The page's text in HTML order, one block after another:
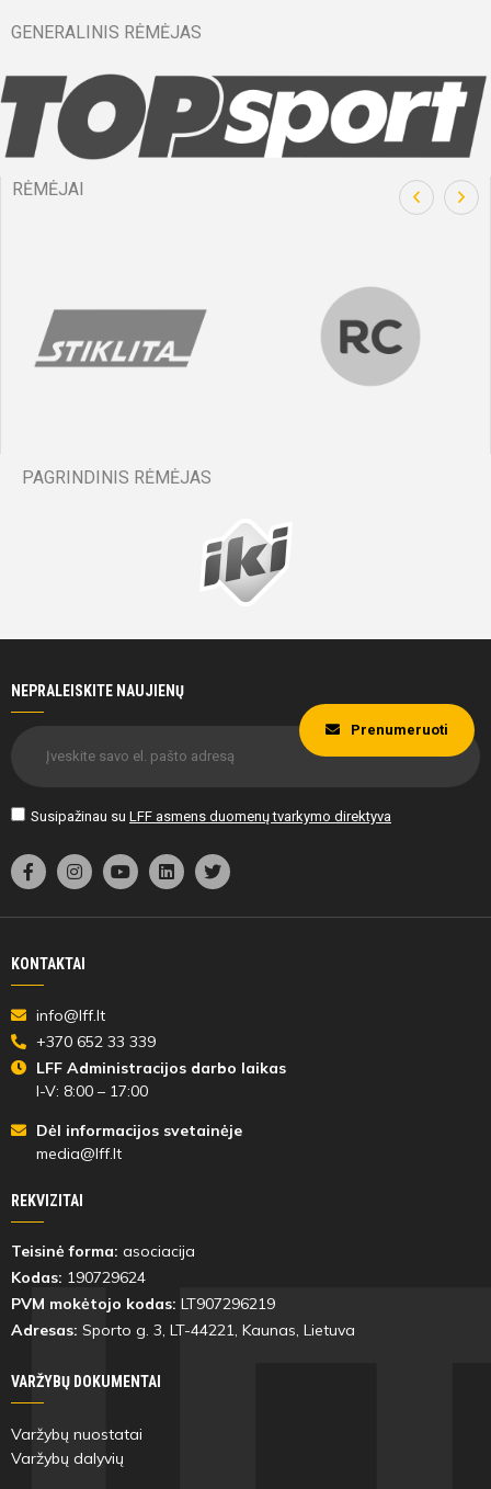
GENERALINIS RĖMĖJAS
RĖMĖJAI
PAGRINDINIS RĖMĖJAS
NEPRALEISKITE NAUJIENŲ
Susipažinau su LFF asmens duomenų tvarkymo direktyva
Prenumeruoti
KONTAKTAI
info@lff.lt
+370 652 33 339
LFF Administracijos darbo laikas
I-V: 8:00 – 17:00
Dėl informacijos svetainėje
media@lff.lt
REKVIZITAI
Teisinė forma: asociacija
Kodas: 190729624
PVM mokėtojo kodas: LT907296219
Adresas: Sporto g. 3, LT-44221, Kaunas, Lietuva
VARŽYBŲ DOKUMENTAI
Varžybų nuostatai
Varžybų dalyvių